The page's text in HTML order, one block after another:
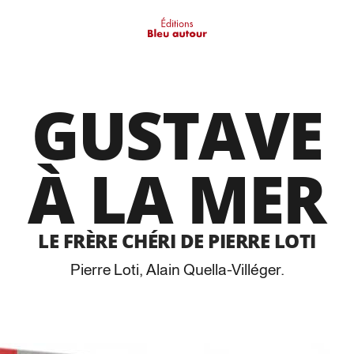
GUSTAVE
À LA MER
LE FRÈRE CHÉRI DE PIERRE LOTI
Pierre Loti, Alain Quella-Villéger.